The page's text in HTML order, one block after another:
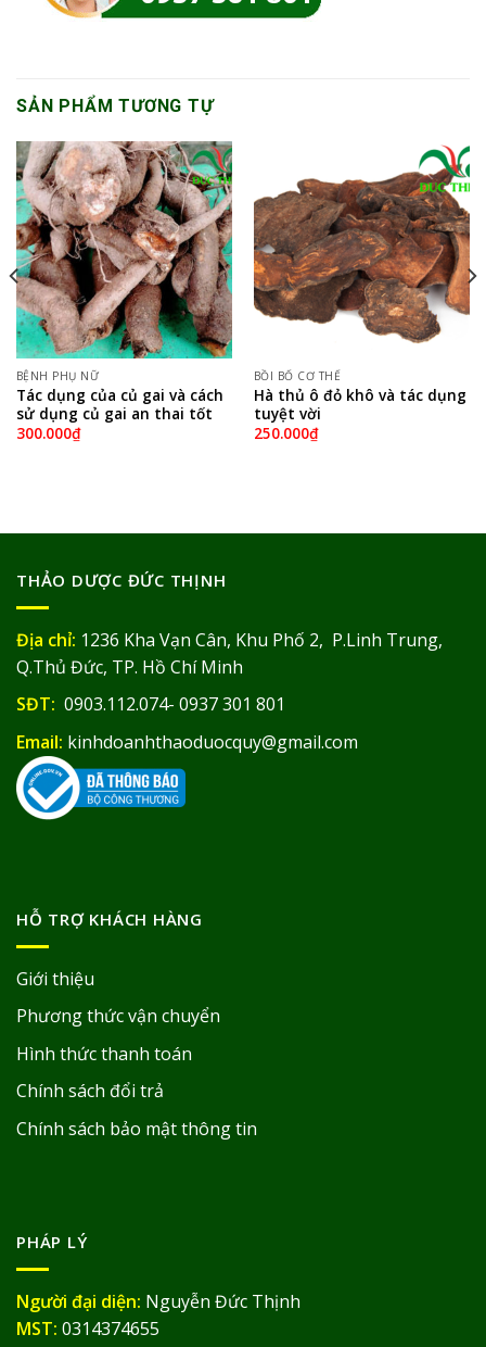
SẢN PHẨM TƯƠNG TỰ
BỆNH PHỤ NỮ
Tác dụng của củ gai và cách
sử dụng củ gai an thai tốt
300.000₫
BỒI BỔ CƠ THỂ
Hà thủ ô đỏ khô và tác dụng
tuyệt vời
250.000₫
THẢO DƯỢC ĐỨC THỊNH
Địa chỉ: 1236 Kha Vạn Cân, Khu Phố 2, P.Linh Trung,
Q.Thủ Đức, TP. Hồ Chí Minh
SĐT: 0903.112.074- 0937 301 801
Email: kinhdoanhthaoduocquy@gmail.com
HỖ TRỢ KHÁCH HÀNG
Giới thiệu
Phương thức vận chuyển
Hình thức thanh toán
Chính sách đổi trả
Chính sách bảo mật thông tin
PHÁP LÝ
Người đại diện: Nguyễn Đức Thịnh
MST: 0314374655